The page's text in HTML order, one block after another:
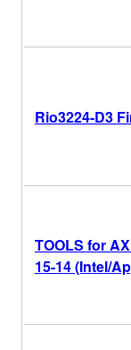
Rio3224-D3
TOOLS for
15-14 (Intel/